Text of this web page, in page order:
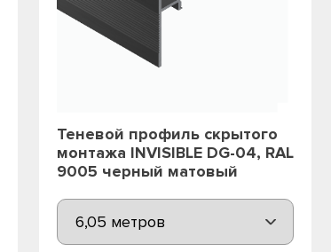
Теневой профиль скрытого
монтажа INVISIBLE DG-04, RAL
9005 черный матовый